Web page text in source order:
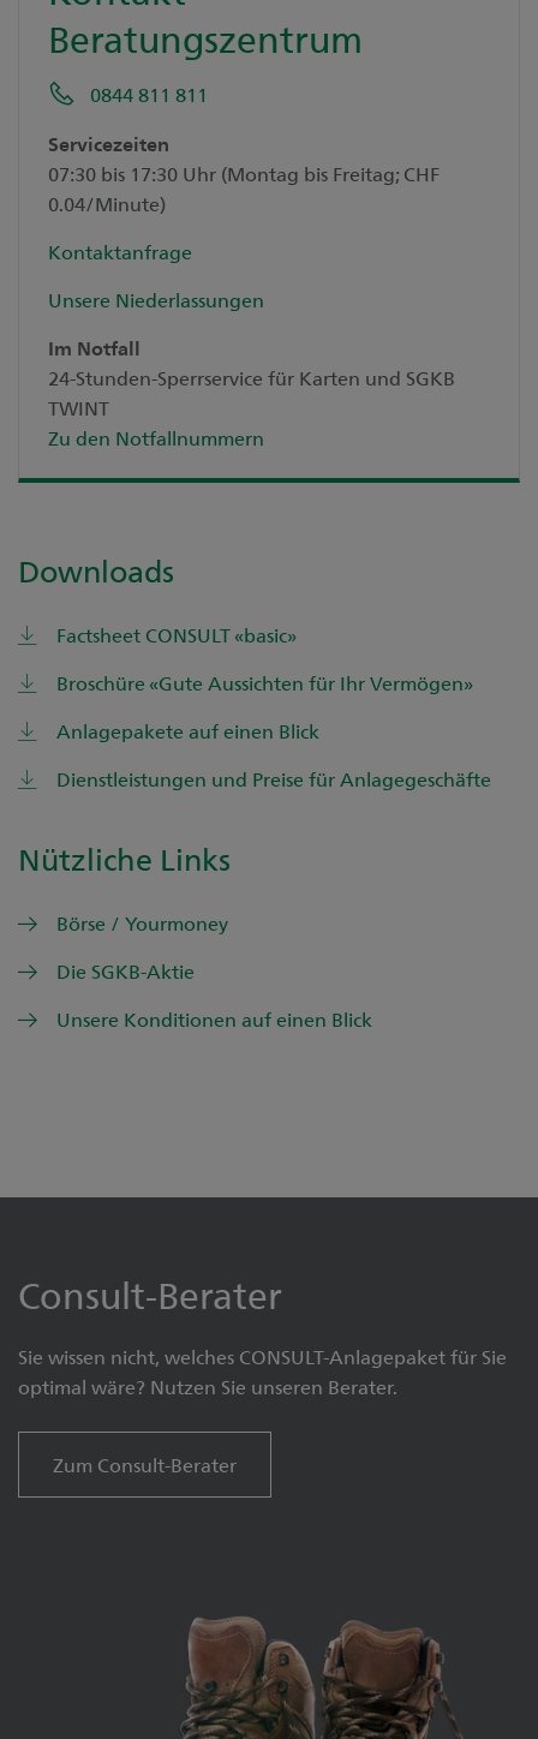
Beratungszentrum
0844 811 811
Servicezeiten
07:30 bis 17:30 Uhr (Montag bis Freitag; CHF
0.04/Minute)
Kontaktanfrage
Unsere Niederlassungen
Im Notfall
24-Stunden-Sperrservice für Karten und SGKB
TWINT
Zu den Notfallnummern
Downloads
Factsheet CONSULT «basic»
Broschüre «Gute Aussichten für Ihr Vermögen»
Anlagepakete auf einen Blick
Dienstleistungen und Preise für Anlagegeschäfte
Nützliche Links
Börse / Yourmoney
Die SGKB-Aktie
Unsere Konditionen auf einen Blick
Consult-Berater
Sie wissen nicht, welches CONSULT-Anlagepaket für Sie
optimal wäre? Nutzen Sie unseren Berater.
Zum Consult-Berater